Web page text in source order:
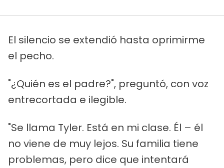
El silencio se extendió hasta oprimirme
el pecho.
"¿Quién es el padre?", preguntó, con voz
entrecortada e ilegible.
"Se llama Tyler. Está en mi clase. Él – él
no viene de muy lejos. Su familia tiene
problemas, pero dice que intentará